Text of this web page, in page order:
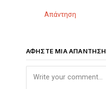
Απάντηση
ΑΦΉΣΤΕ ΜΙΑ ΑΠΆΝΤΗΣΗ